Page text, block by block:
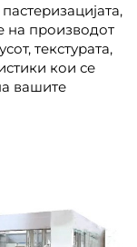
на производот
текстурата,
кои се
вашите